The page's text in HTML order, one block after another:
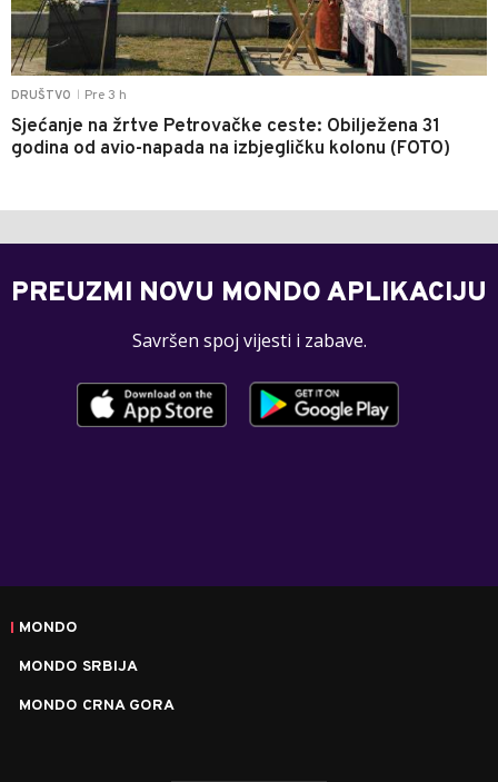
DRUŠTVO Pre 3 h
Sjećanje na žrtve Petrovačke ceste: Obilježena 31
godina od avio-napada na izbjegličku kolonu (FOTO)
PREUZMI NOVU MONDO APLIKACIJU
Savršen spoj vijesti i zabave.
MONDO
MONDO SRBIJA
MONDO CRNA GORA